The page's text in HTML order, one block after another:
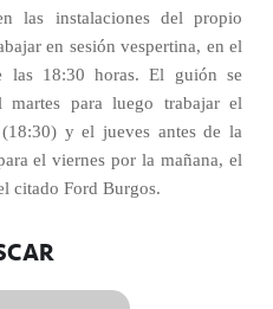
las instalaciones del propio
en sesión vespertina, en el
las 18:30 horas. El guión se
martes para luego trabajar el
y el jueves antes de la
el viernes por la mañana, el
citado Ford Burgos.